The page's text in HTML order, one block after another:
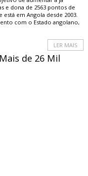
e dona de 2563 pontos de
em Angola desde 2003.
com o Estado angolano,
LER MAIS
de 26 Mil